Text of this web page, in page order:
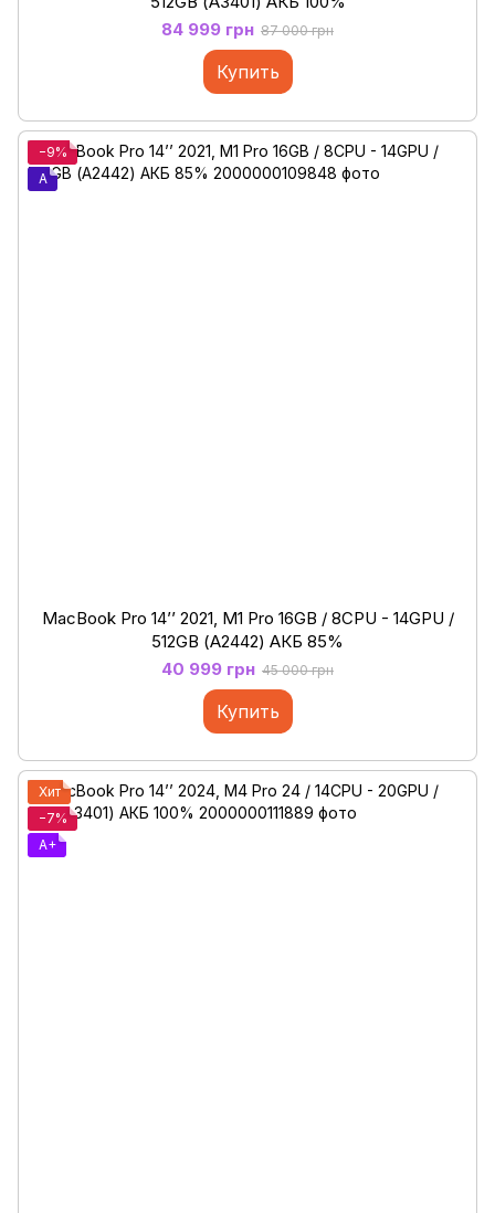
84 999 грн 87 000 грн
Купить
−9%
A
MacBook Pro 14’’ 2021, M1 Pro 16GB / 8CPU - 14GPU /
512GB (А2442) АКБ 85%
40 999 грн 45 000 грн
Купить
Хит
−7%
A+